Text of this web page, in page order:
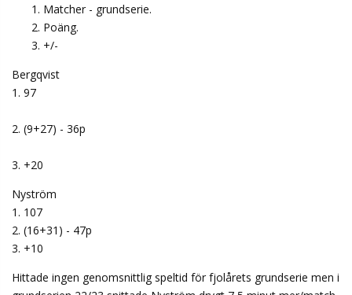
Matcher - grundserie.
Poäng.
+/-
Bergqvist
1. 97
2. (9+27) - 36p
3. +20
Nyström
1. 107
2. (16+31) - 47p
3. +10
Hittade ingen genomsnittlig speltid för fjolårets grundserie men i